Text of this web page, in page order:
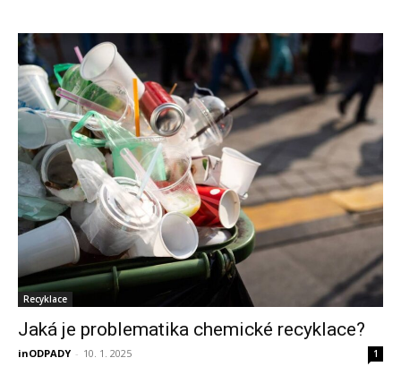
Recyklace
Jaká je problematika chemické recyklace?
inODPADY - 10. 1. 2025 1